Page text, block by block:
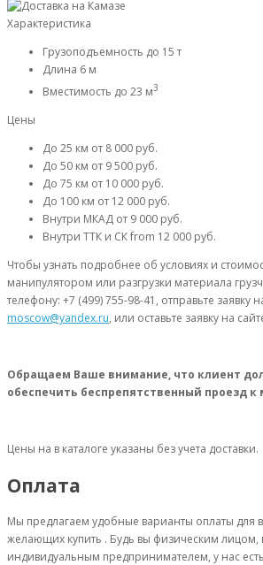
Характеристика
Грузоподъемность до 15 т
Длина 6 м
Вместимость до 23 м3
Цены
До 25 км от 8 000 руб.
До 50 км от 9 500 руб.
До 75 км от 10 000 руб.
До 100 км от 12 000 руб.
Внутри МКАД от 9 000 руб.
Внутри ТТК и СКfrom 12 000 руб.
Чтобы узнать подробнее об условиях и
манипулятором или разгрузки материала
телефону: +7 (499) 755-98-41, отправьте заявку
moscow@yandex.ru, или оставьте заявку на
Обращаем Ваше внимание, что клиент
обеспечить беспрепятственный проезд к
Цены на в каталоге указаны без учета доставки.
Оплата
Мы предлагаем удобные варианты оплаты для
желающих купить . Будь вы физическим
индивидуальным предпринимателем, у нас